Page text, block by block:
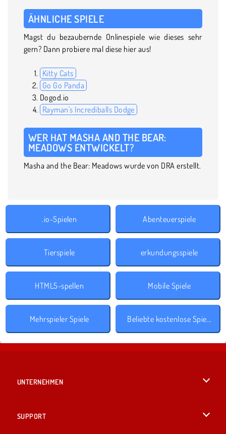
ÄHNLICHE SPIELE
Magst du bezaubernde Onlinespiele wie dieses sehr
gern? Dann probiere mal diese hier aus!
Kitty Cats
Go Go Panda
Dogod.io
Rayman's Incrediballs Dodge
WER HAT MASHA AND THE BEAR:
MEADOWS ENTWICKELT?
Masha and the Bear: Meadows wurde von DRA erstellt.
.io-Spielen Abenteuerspiele
Tierspiele erkundungsspiele
HTML5-spellen Mobile Spiele
Mehrspieler Spiele Beliebte kostenlose Spiele
UNTERNEHMEN
SUPPORT